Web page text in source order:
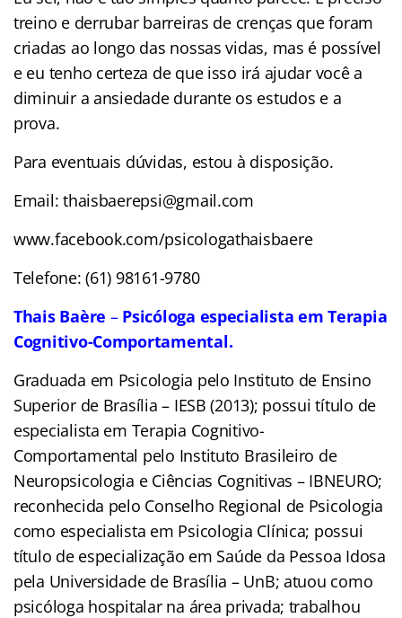
treino e derrubar barreiras de crenças que foram
criadas ao longo das nossas vidas, mas é possível
e eu tenho certeza de que isso irá ajudar você a
diminuir a ansiedade durante os estudos e a
prova.
Para eventuais dúvidas, estou à disposição.
Email: thaisbaerepsi@gmail.com
www.facebook.com/psicologathaisbaere
Telefone: (61) 98161-9780
Thais Baère – Psicóloga especialista em Terapia
Cognitivo-Comportamental.
Graduada em Psicologia pelo Instituto de Ensino
Superior de Brasília – IESB (2013); possui título de
especialista em Terapia Cognitivo-
Comportamental pelo Instituto Brasileiro de
Neuropsicologia e Ciências Cognitivas – IBNEURO;
reconhecida pelo Conselho Regional de Psicologia
como especialista em Psicologia Clínica; possui
título de especialização em Saúde da Pessoa Idosa
pela Universidade de Brasília – UnB; atuou como
psicóloga hospitalar na área privada; trabalhou